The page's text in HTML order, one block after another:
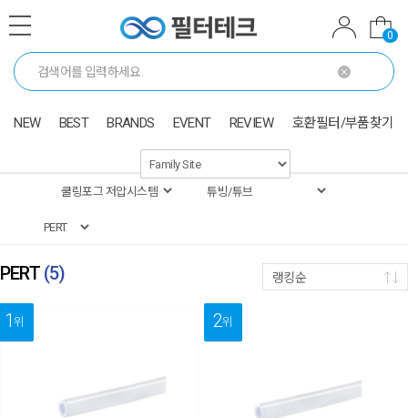
0
NEW BEST BRANDS EVENT REVIEW 호환필터/부품찾기
PERT (5) 랭킹순
1위 2위